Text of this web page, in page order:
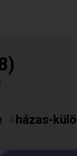
házas-